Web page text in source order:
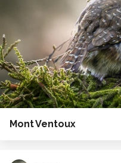
Mont Ventoux